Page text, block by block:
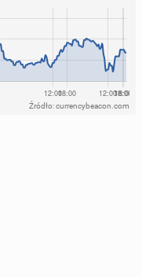
Źródło: currencybeacon.com